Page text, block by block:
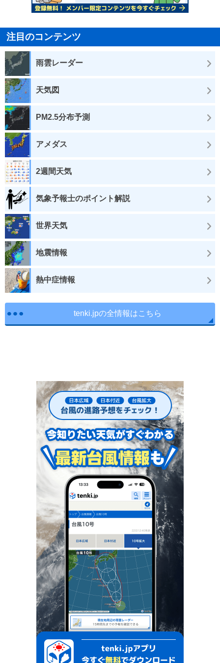
注目のコンテンツ
雨雲レーダー
天気図
PM2.5分布予測
アメダス
2週間天気
気象予報士のポイント解説
世界天気
地震情報
熱中症情報
tenki.jpの全情報はこちら